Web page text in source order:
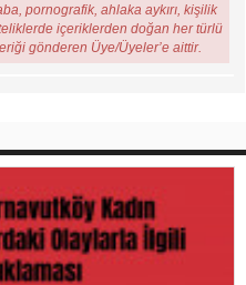
pornografik, ahlaka aykırı, kişilik
içeriklerden doğan her türlü
gönderen Üye/Üyeler’e aittir.